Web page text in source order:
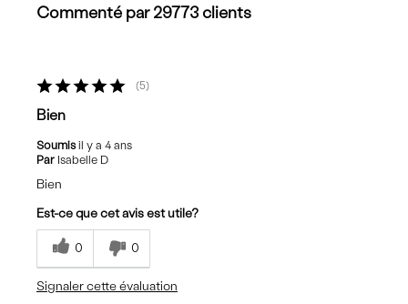
Commenté par 29773 clients
5
Bien
Soumisil y a 4 ans
Par Isabelle D
Bien
Est-ce que cet avis est utile?
0 0
Signaler cette évaluation